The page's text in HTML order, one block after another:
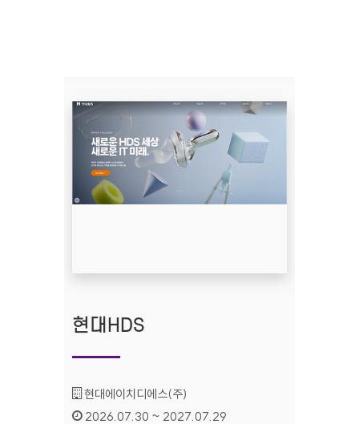
현대HDS
기관명 :
현대에이치디에스(주)
인증기간 :
2026.07.30 ~ 2027.07.29